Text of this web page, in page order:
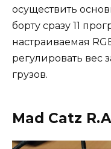
осуществить
борту сразу 11
настраиваемая
регулировать вес
грузов.
Mad Catz